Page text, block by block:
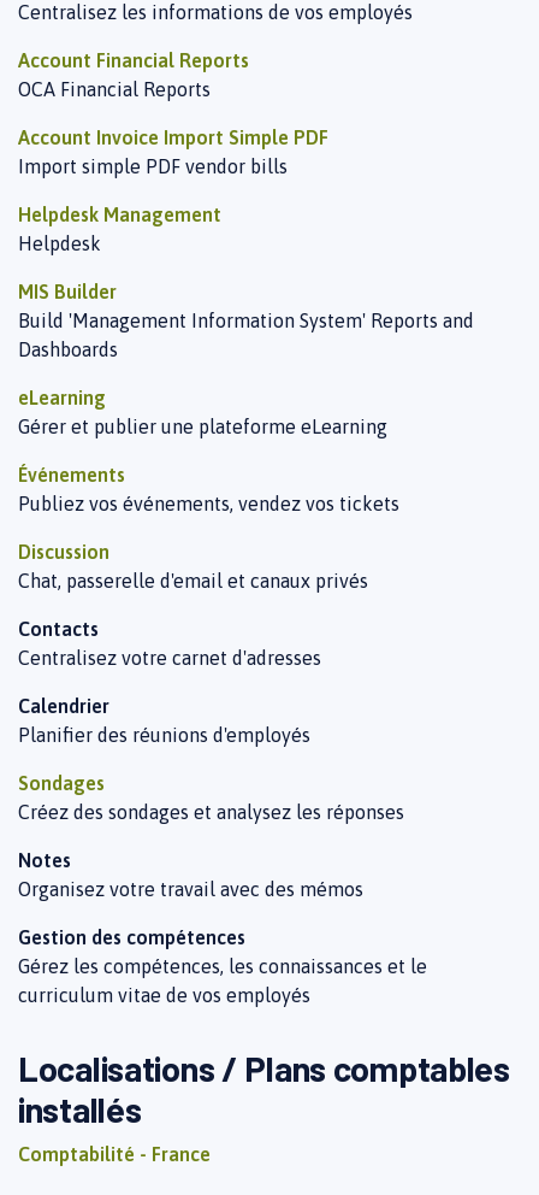
Centralisez les informations de vos employés
Account Financial Reports
OCA Financial Reports
Account Invoice Import Simple PDF
Import simple PDF vendor bills
Helpdesk Management
Helpdesk
MIS Builder
Build 'Management Information System' Reports and
Dashboards
eLearning
Gérer et publier une plateforme eLearning
Événements
Publiez vos événements, vendez vos tickets
Discussion
Chat, passerelle d'email et canaux privés
Contacts
Centralisez votre carnet d'adresses
Calendrier
Planifier des réunions d'employés
Sondages
Créez des sondages et analysez les réponses
Notes
Organisez votre travail avec des mémos
Gestion des compétences
Gérez les compétences, les connaissances et le
curriculum vitae de vos employés
Localisations / Plans comptables
installés
Comptabilité - France